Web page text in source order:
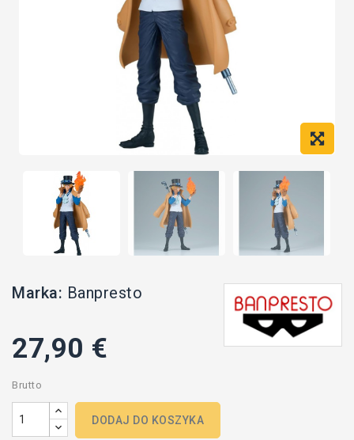
Marka: Banpresto
27,90 €
Brutto
DODAJ DO KOSZYKA